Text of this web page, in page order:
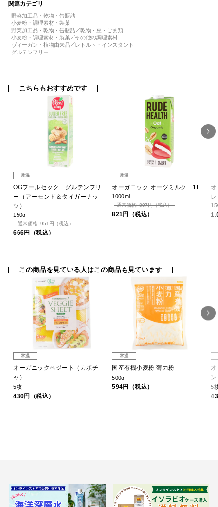
関連カテゴリ
野菜加工品・乾物・缶瓶詰
小麦粉・調理素材・製菓
野菜加工品・乾物・缶瓶詰
乾物・豆・ごま類
小麦粉・調理素材・製菓
その他の調理素材
ヴィーガン・植物由来品
レトルト・インスタント
グルテンフリー
こちらもおすすめです
常温
OGフールセック グルテンフリ
ー（アーモンド＆タイガーナッ
ツ）
150g
通常価格: 951円（税込）
666円（税込）
常温
オーガニック オーツミルク 1L
1000ml
通常価格: 897円（税込）
821円（税込）
この商品を見ている人はこの商品も見ています
常温
オーガニックベジート（カボチ
ャ）
5枚
430円（税込）
常温
国産有機小麦粉 薄力粉
500g
594円（税込） 5